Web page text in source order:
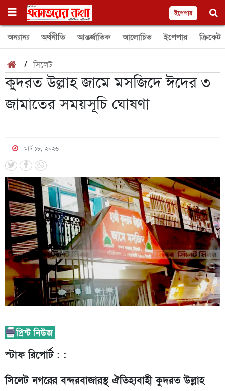
ইপেপার
অন্যান্য অর্থনীতি আন্তর্জাতিক আলোচিত ইপেপার ক্রিকেট
/সিলেট
কুদরত উল্লাহ জামে মসজিদে ঈদের ৩
জামাতের সময়সূচি ঘোষণা
মার্চ ১৮, ২০২৬
স্টাফ রিপোর্ট : :
সিলেট নগরের বন্দরবাজারস্থ ঐতিহ্যবাহী কুদরত উল্লাহ